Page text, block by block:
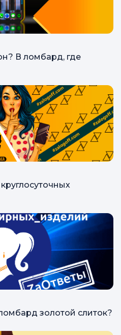
В ломбард, где
золотой слиток?